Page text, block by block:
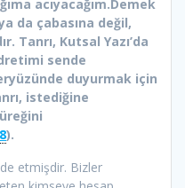
acıyacağım.Demek
da çabasına değil,
Tanrı, Kutsal Yazı’da
sende
duyurmak için
istediğine
).
etmişdir. Bizler